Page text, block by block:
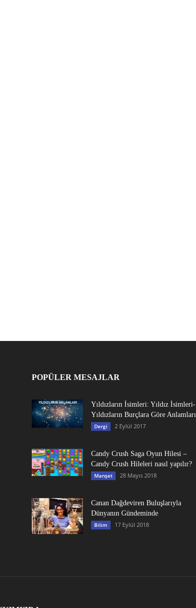
POPÜLER MESAJLAR
Yıldızların İsimleri: Yıldız İsimleri-
Yıldızların Burçlara Göre Anlamları
Dergi 2 Eylül 2017
Candy Crush Saga Oyun Hilesi –
Candy Crush Hileleri nasıl yapılır?
Manşet 28 Mayıs 2018
Canan Dağdeviren Buluşlarıyla
Dünyanın Gündeminde
Bilim 17 Eylül 2018